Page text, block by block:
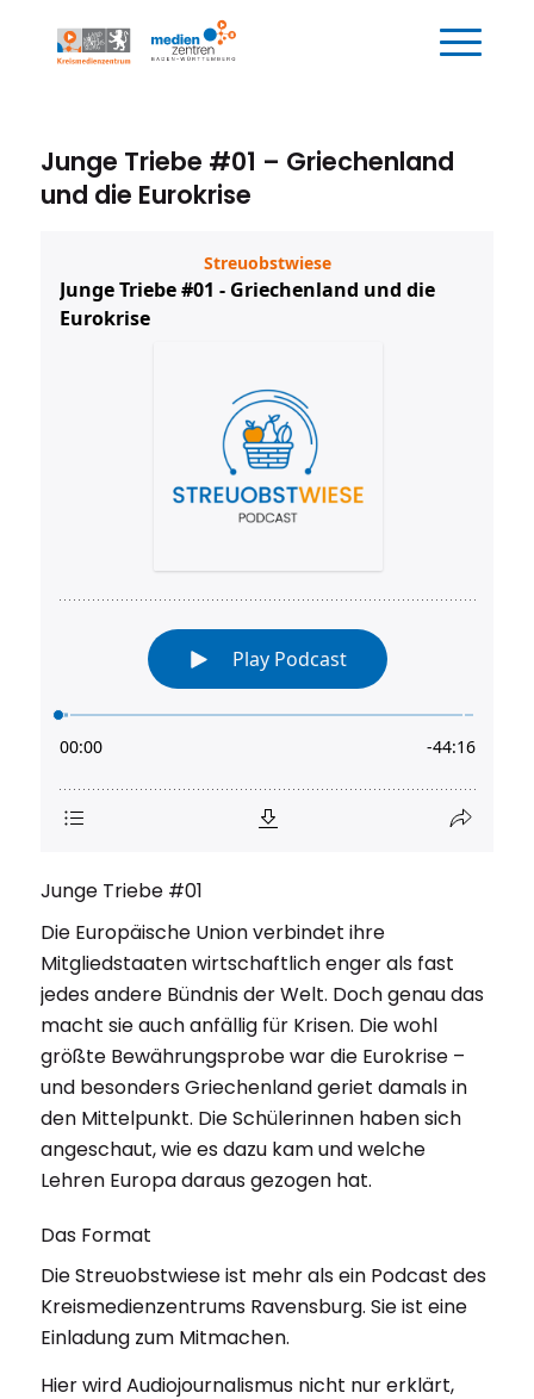
Junge Triebe #01 – Griechenland
und die Eurokrise
Junge Triebe #01
Die Europäische Union verbindet ihre
Mitgliedstaaten wirtschaftlich enger als fast
jedes andere Bündnis der Welt. Doch genau das
macht sie auch anfällig für Krisen. Die wohl
größte Bewährungsprobe war die Eurokrise –
und besonders Griechenland geriet damals in
den Mittelpunkt. Die Schülerinnen haben sich
angeschaut, wie es dazu kam und welche
Lehren Europa daraus gezogen hat.
Das Format
Die Streuobstwiese ist mehr als ein Podcast des
Kreismedienzentrums Ravensburg. Sie ist eine
Einladung zum Mitmachen.
Hier wird Audiojournalismus nicht nur erklärt,